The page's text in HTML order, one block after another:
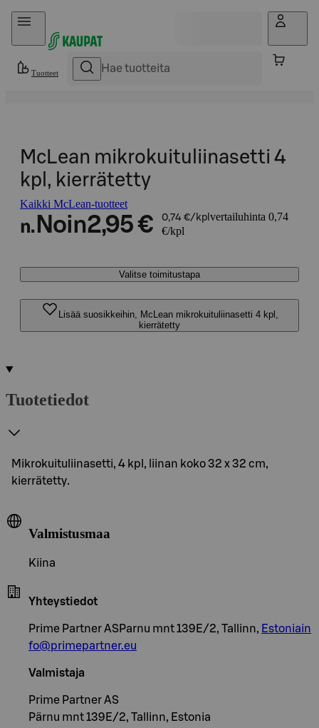
Hyppää sisältöön
Tuotteet
McLean mikrokuituliinasetti 4
kpl, kierrätetty
Kaikki McLean-tuotteet
n. Noin2,95 € 0,74 €/kpl vertailuhinta 0,74
€/kpl
Valitse toimitustapa
Lisää suosikkeihin, McLean mikrokuituliinasetti 4 kpl,
kierrätetty
Tuotetiedot
Mikrokuituliinasetti, 4 kpl, liinan koko 32 x 32 cm,
kierrätetty.
Valmistusmaa
Kiina
Yhteystiedot
Prime Partner ASParnu mnt 139E/2, Tallinn, Estoniain
fo@primepartner.eu
Valmistaja
Prime Partner AS
Pärnu mnt 139E/2, Tallinn, Estonia